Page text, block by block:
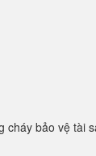
cháy bảo vệ tài